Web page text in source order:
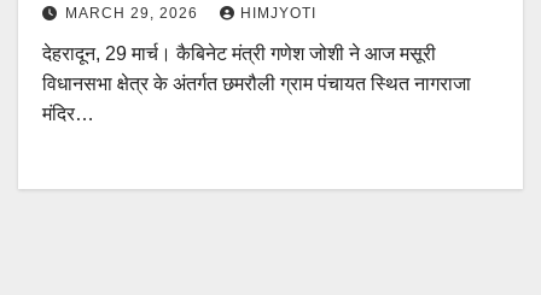
MARCH 29, 2026 HIMJYOTI
देहरादून, 29 मार्च। कैबिनेट मंत्री गणेश जोशी ने आज मसूरी
विधानसभा क्षेत्र के अंतर्गत छमरौली ग्राम पंचायत स्थित नागराजा
मंदिर…